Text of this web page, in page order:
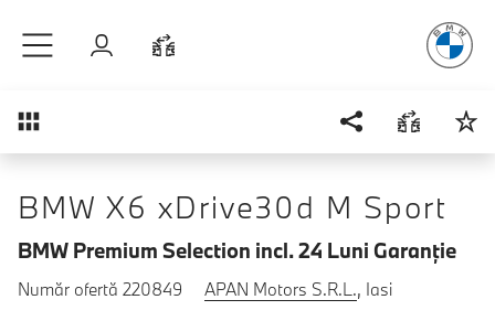
Autentificare
Prezentare generală
BMW X6 xDrive30d M Sport
BMW Premium Selection incl. 24 Luni Garanţie
Număr ofertă 220849 APAN Motors S.R.L., Iasi